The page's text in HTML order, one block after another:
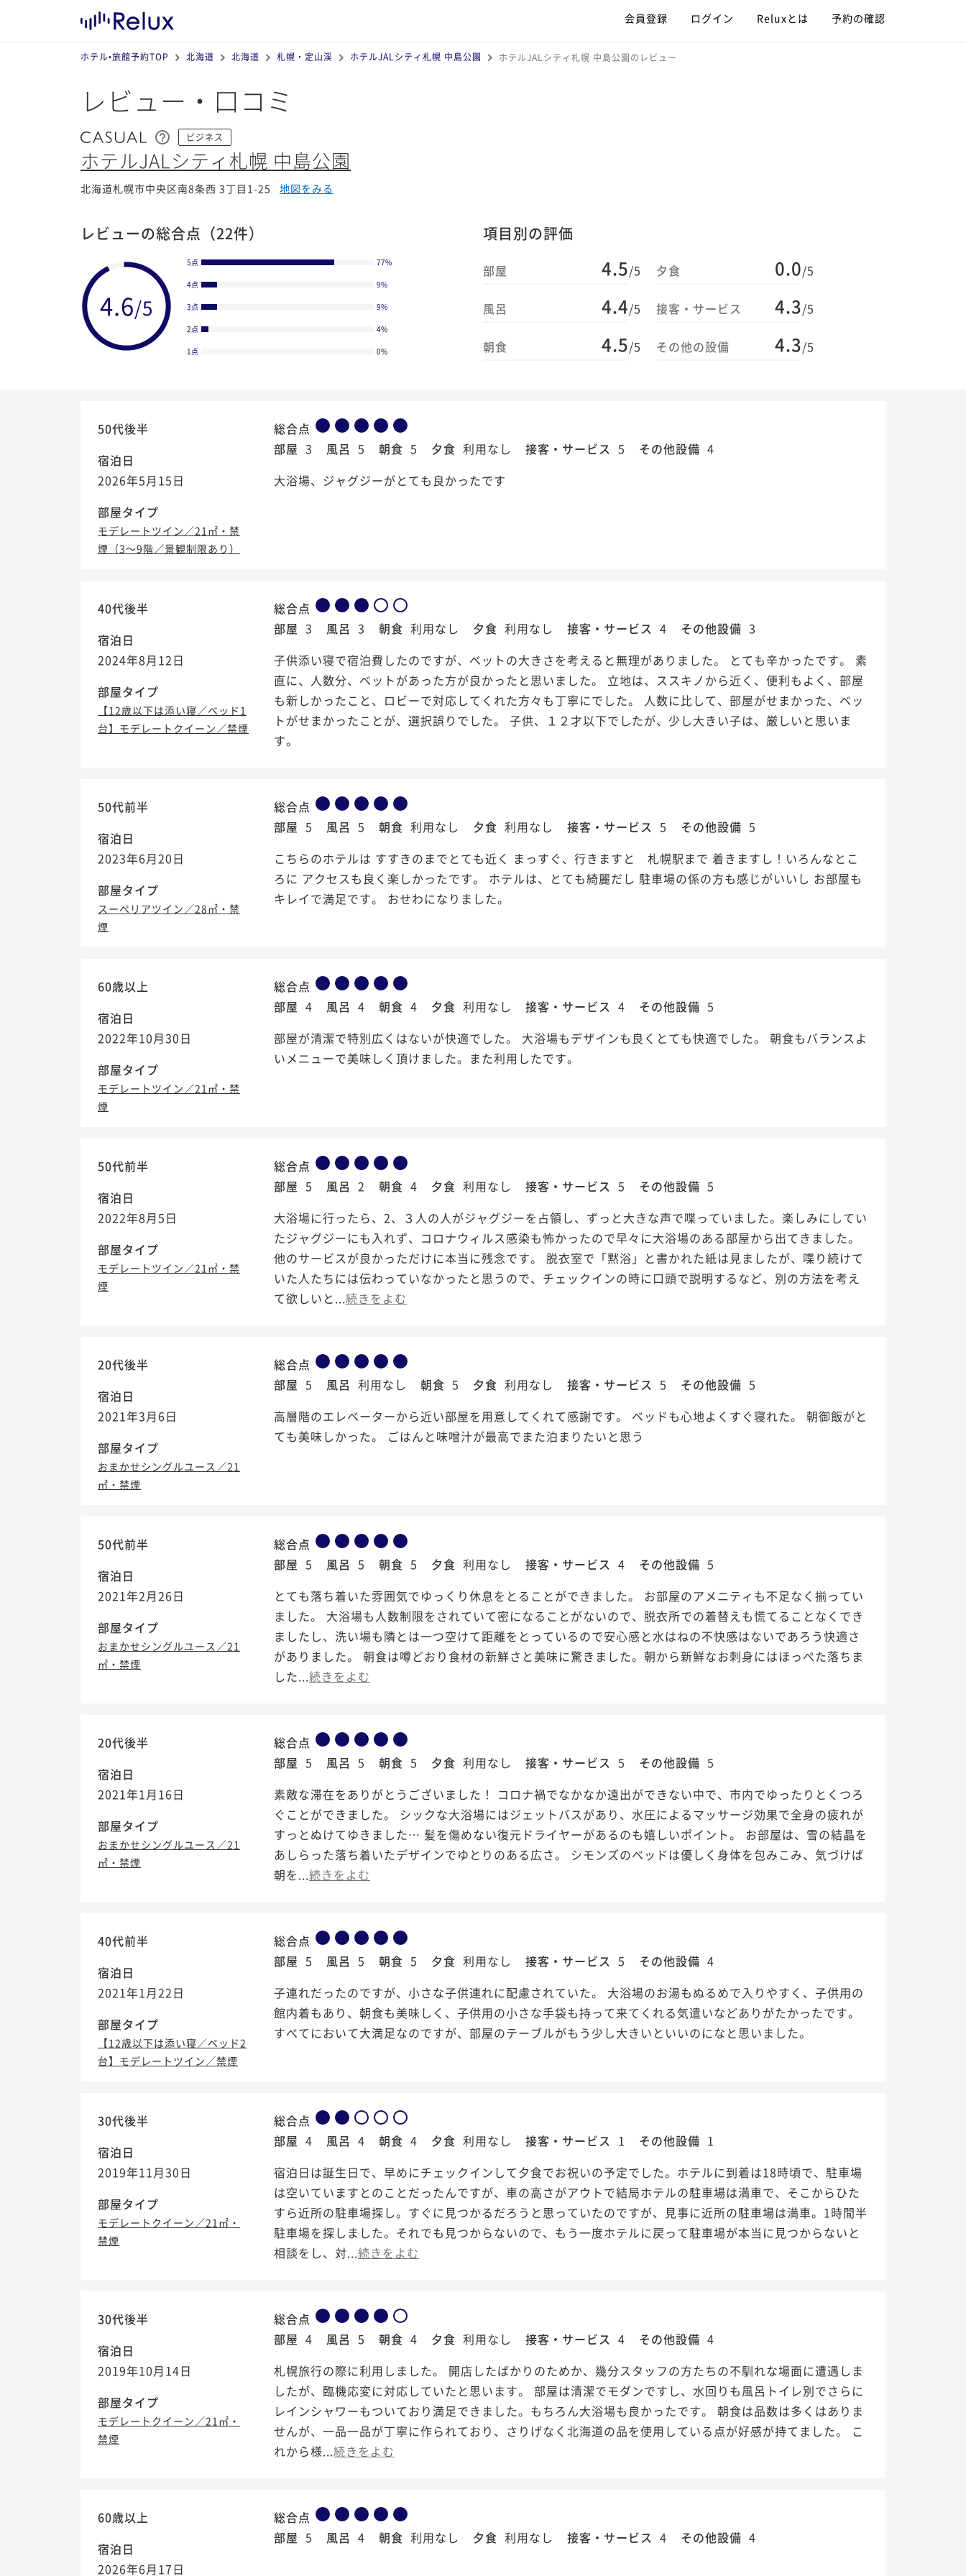
会員登録 ログイン Reluxとは 予約の確認
ホテル•旅館予約TOP 北海道 北海道 札幌・定山渓 ホテルJALシティ札幌 中島公園 ホテルJALシティ札幌 中島公園のレビュー
レビュー・口コミ
ビジネス
ホテルJALシティ札幌 中島公園
北海道札幌市中央区南8条西 3丁目1-25 地図をみる
レビューの総合点 （22件）
/5
5点 77%
4点 9%
3点 9%
2点 4%
1点 0%
項目別の評価
部屋 4.5/5
風呂 4.4/5
朝食 4.5/5
夕食 0.0/5
接客・サービス 4.3/5
その他の設備 4.3/5
50代後半
宿泊日
2026年5月15日
部屋タイプ
モデレートツイン／21㎡・禁
煙（3～9階／景観制限あり）
総合点
部屋 3 風呂 5 朝食 5 夕食 利用なし 接客・サービス 5 その他設備 4
大浴場、ジャグジーがとても良かったです
40代後半
宿泊日
2024年8月12日
部屋タイプ
【12歳以下は添い寝／ベッド1
台】モデレートクイーン／禁煙
総合点
部屋 3 風呂 3 朝食 利用なし 夕食 利用なし 接客・サービス 4 その他設備 3
子供添い寝で宿泊費したのですが、ベットの大きさを考えると無理がありました。 とても辛かったです。 素
直に、人数分、ベットがあった方が良かったと思いました。 立地は、ススキノから近く、便利もよく、部屋
も新しかったこと、ロビーで対応してくれた方々も丁寧にでした。 人数に比して、部屋がせまかった、ベッ
トがせまかったことが、選択誤りでした。 子供、１２才以下でしたが、少し大きい子は、厳しいと思いま
す。
50代前半
宿泊日
2023年6月20日
部屋タイプ
スーペリアツイン／28㎡・禁
煙
総合点
部屋 5 風呂 5 朝食 利用なし 夕食 利用なし 接客・サービス 5 その他設備 5
こちらのホテルは すすきのまでとても近く まっすぐ、行きますと 札幌駅まで 着きますし！いろんなとこ
ろに アクセスも良く楽しかったです。 ホテルは、とても綺麗だし 駐車場の係の方も感じがいいし お部屋も
キレイで満足です。 おせわになりました。
60歳以上
宿泊日
2022年10月30日
部屋タイプ
モデレートツイン／21㎡・禁
煙
総合点
部屋 4 風呂 4 朝食 4 夕食 利用なし 接客・サービス 4 その他設備 5
部屋が清潔で特別広くはないが快適でした。 大浴場もデザインも良くとても快適でした。 朝食もバランスよ
いメニューで美味しく頂けました。また利用したです。
50代前半
宿泊日
2022年8月5日
部屋タイプ
モデレートツイン／21㎡・禁
煙
総合点
部屋 5 風呂 2 朝食 4 夕食 利用なし 接客・サービス 5 その他設備 5
大浴場に行ったら、2、３人の人がジャグジーを占領し、ずっと大きな声で喋っていました。楽しみにしてい
たジャグジーにも入れず、コロナウィルス感染も怖かったので早々に大浴場のある部屋から出てきました。
他のサービスが良かっただけに本当に残念です。 脱衣室で「黙浴」と書かれた紙は見ましたが、喋り続けて
いた人たちには伝わっていなかったと思うので、チェックインの時に口頭で説明するなど、別の方法を考え
て欲しいと...続きをよむ
20代後半
宿泊日
2021年3月6日
部屋タイプ
おまかせシングルユース／21
㎡・禁煙
総合点
部屋 5 風呂 利用なし 朝食 5 夕食 利用なし 接客・サービス 5 その他設備 5
高層階のエレベーターから近い部屋を用意してくれて感謝です。 ベッドも心地よくすぐ寝れた。 朝御飯がと
ても美味しかった。 ごはんと味噌汁が最高でまた泊まりたいと思う
50代前半
宿泊日
2021年2月26日
部屋タイプ
おまかせシングルユース／21
㎡・禁煙
総合点
部屋 5 風呂 5 朝食 5 夕食 利用なし 接客・サービス 4 その他設備 5
とても落ち着いた雰囲気でゆっくり休息をとることができました。 お部屋のアメニティも不足なく揃ってい
ました。 大浴場も人数制限をされていて密になることがないので、脱衣所での着替えも慌てることなくでき
ましたし、洗い場も隣とは一つ空けて距離をとっているので安心感と水はねの不快感はないであろう快適さ
がありました。 朝食は噂どおり食材の新鮮さと美味に驚きました。朝から新鮮なお刺身にはほっぺた落ちま
した...続きをよむ
20代後半
宿泊日
2021年1月16日
部屋タイプ
おまかせシングルユース／21
㎡・禁煙
総合点
部屋 5 風呂 5 朝食 5 夕食 利用なし 接客・サービス 5 その他設備 5
素敵な滞在をありがとうございました！ コロナ禍でなかなか遠出ができない中で、市内でゆったりとくつろ
ぐことができました。 シックな大浴場にはジェットバスがあり、水圧によるマッサージ効果で全身の疲れが
すっとぬけてゆきました… 髪を傷めない復元ドライヤーがあるのも嬉しいポイント。 お部屋は、雪の結晶を
あしらった落ち着いたデザインでゆとりのある広さ。 シモンズのベッドは優しく身体を包みこみ、気づけば
朝を...続きをよむ
40代前半
宿泊日
2021年1月22日
部屋タイプ
【12歳以下は添い寝／ベッド2
台】モデレートツイン／禁煙
総合点
部屋 5 風呂 5 朝食 5 夕食 利用なし 接客・サービス 5 その他設備 4
子連れだったのですが、小さな子供連れに配慮されていた。 大浴場のお湯もぬるめで入りやすく、子供用の
館内着もあり、朝食も美味しく、子供用の小さな手袋も持って来てくれる気遣いなどありがたかったです。
すべてにおいて大満足なのですが、部屋のテーブルがもう少し大きいといいのになと思いました。
30代後半
宿泊日
2019年11月30日
部屋タイプ
モデレートクイーン／21㎡・
禁煙
総合点
部屋 4 風呂 4 朝食 4 夕食 利用なし 接客・サービス 1 その他設備 1
宿泊日は誕生日で、早めにチェックインして夕食でお祝いの予定でした。ホテルに到着は18時頃で、駐車場
は空いていますとのことだったんですが、車の高さがアウトで結局ホテルの駐車場は満車で、そこからひた
すら近所の駐車場探し。すぐに見つかるだろうと思っていたのですが、見事に近所の駐車場は満車。1時間半
駐車場を探しました。それでも見つからないので、もう一度ホテルに戻って駐車場が本当に見つからないと
相談をし、対...続きをよむ
30代後半
宿泊日
2019年10月14日
部屋タイプ
モデレートクイーン／21㎡・
禁煙
総合点
部屋 4 風呂 5 朝食 4 夕食 利用なし 接客・サービス 4 その他設備 4
札幌旅行の際に利用しました。 開店したばかりのためか、幾分スタッフの方たちの不馴れな場面に遭遇しま
したが、臨機応変に対応していたと思います。 部屋は清潔でモダンですし、水回りも風呂トイレ別でさらに
レインシャワーもついており満足できました。もちろん大浴場も良かったです。 朝食は品数は多くはありま
せんが、一品一品が丁寧に作られており、さりげなく北海道の品を使用している点が好感が持てました。 こ
れから様...続きをよむ
60歳以上
宿泊日
2026年6月17日
総合点
部屋 5 風呂 4 朝食 利用なし 夕食 利用なし 接客・サービス 4 その他設備 4